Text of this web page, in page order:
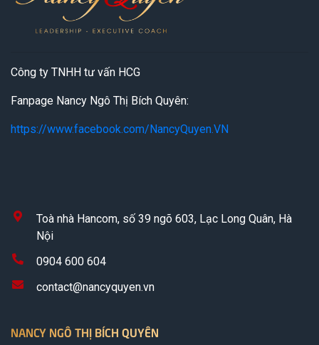
Công ty TNHH tư vấn HCG
Fanpage Nancy Ngô Thị Bích Quyên:
https://www.facebook.com/NancyQuyen.VN
Toà nhà Hancom, số 39 ngõ 603, Lạc Long Quân, Hà
Nội
0904 600 604
contact@nancyquyen.vn
NANCY NGÔ THỊ BÍCH QUYÊN